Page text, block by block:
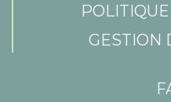
GESTION